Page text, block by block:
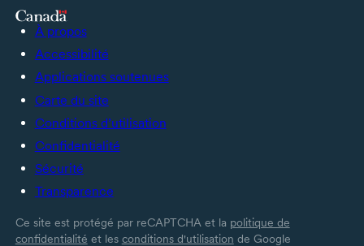
À propos
Accessibilité
Applications soutenues
Carte du site
Conditions d’utilisation
Confidentialité
Sécurité
Transparence
Ce site est protégé par reCAPTCHA et la politique de
confidentialité et les conditions d'utilisation de Google